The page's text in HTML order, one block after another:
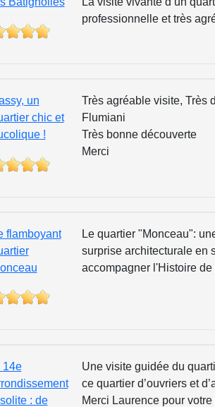
professionnelle et très
un
chic et
!
Très agréable visite, Très
Flumiani
Très bonne découverte
Merci
flamboyant
Le quartier "Monceau":
surprise architecturale en
accompagner l'Histoire de
14e
: de
Une visite guidée du
ce quartier d’ouvriers et
Merci Laurence pour